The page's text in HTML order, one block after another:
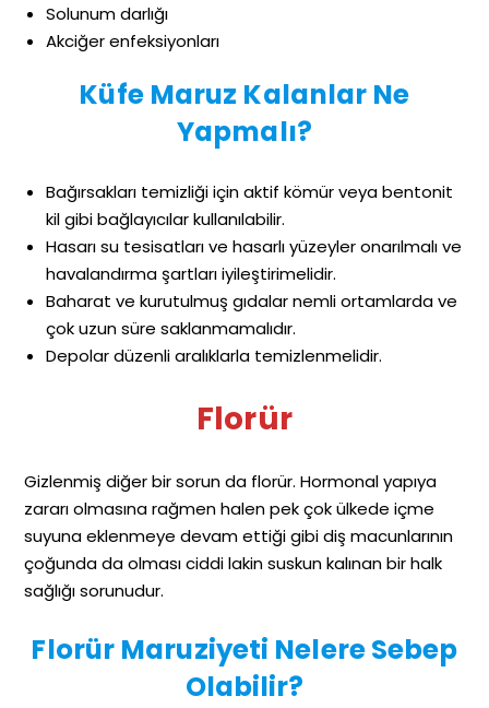
Solunum darlığı
Akciğer enfeksiyonları
Küfe Maruz Kalanlar Ne
Yapmalı?
Bağırsakları temizliği için aktif kömür veya bentonit
kil gibi bağlayıcılar kullanılabilir.
Hasarı su tesisatları ve hasarlı yüzeyler onarılmalı ve
havalandırma şartları iyileştirimelidir.
Baharat ve kurutulmuş gıdalar nemli ortamlarda ve
çok uzun süre saklanmamalıdır.
Depolar düzenli aralıklarla temizlenmelidir.
Florür
Gizlenmiş diğer bir sorun da florür. Hormonal yapıya
zararı olmasına rağmen halen pek çok ülkede içme
suyuna eklenmeye devam ettiği gibi diş macunlarının
çoğunda da olması ciddi lakin suskun kalınan bir halk
sağlığı sorunudur.
Florür Maruziyeti Nelere Sebep
Olabilir?